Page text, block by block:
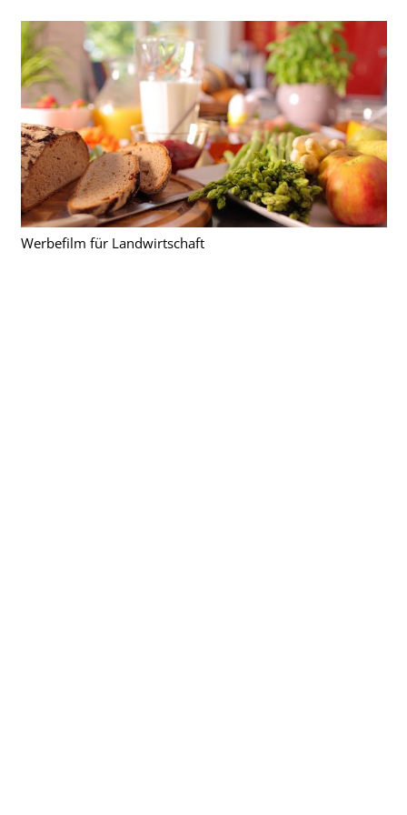
Werbefilm für Landwirtschaft